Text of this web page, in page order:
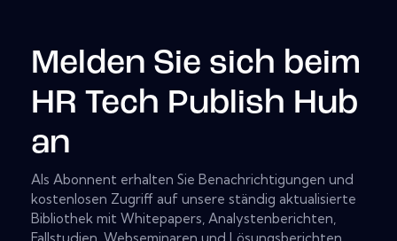
Melden Sie sich beim
HR Tech Publish Hub
an
Als Abonnent erhalten Sie Benachrichtigungen und
kostenlosen Zugriff auf unsere ständig aktualisierte
Bibliothek mit Whitepapers, Analystenberichten,